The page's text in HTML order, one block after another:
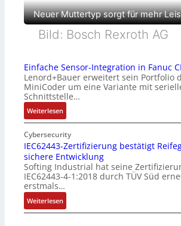
Neuer Muttertyp sorgt für mehr
Bild: Bosch Rexroth AG
Einfache Sensor-Integration in Fanuc
Lenord+Bauer erweitert sein Portfolio
MiniCoder um eine Variante mit
Schnittstelle…
Weiterlesen:
E
i
n
f
a
c
h
e
S
Cybersecurity
IEC62443-Zertifizierung bestätigt
sichere Entwicklung
Softing Industrial hat seine
IEC62443-4-1:2018 durch TÜV Süd
erstmals…
Weiterlesen:
I